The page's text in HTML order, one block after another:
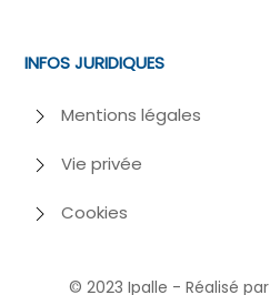
INFOS JURIDIQUES
Mentions légales
Vie privée
Cookies
© 2023 Ipalle - Réalisé par